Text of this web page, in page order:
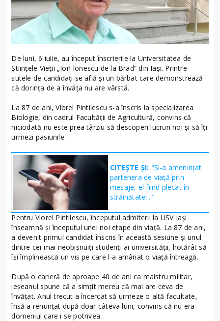
De luni, 6 iulie, au început înscrierile la Universitatea de
Științele Vieții „Ion Ionescu de la Brad” din Iași. Printre
sutele de candidați se află și un bărbat care demonstrează
că dorința de a învăța nu are vârstă.
La 87 de ani, Viorel Pintilescu s-a înscris la specializarea
Biologie, din cadrul Facultății de Agricultură, convins că
niciodată nu este prea târziu să descoperi lucruri noi și să îți
urmezi pasiunile.
CITEȘTE ȘI: "Și-a amenințat
partenera de viață prin
mesaje, el fiind plecat în
străinătate!..."
Pentru Viorel Pintilescu, începutul admiterii la USV Iași
înseamnă și începutul unei noi etape din viață. La 87 de ani,
a devenit primul candidat înscris în această sesiune și unul
dintre cei mai neobișnuiți studenți ai universității, hotărât să
își împlinească un vis pe care l-a amânat o viață întreagă.
După o carieră de aproape 40 de ani ca maistru militar,
ieșeanul spune că a simțit mereu că mai are ceva de
învățat. Anul trecut a încercat să urmeze o altă facultate,
însă a renunțat după doar câteva luni, convins că nu era
domeniul care i se potrivea.